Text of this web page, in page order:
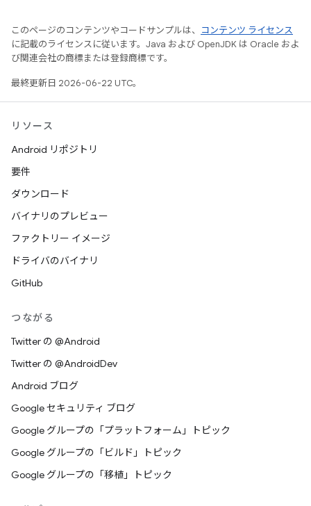
このページのコンテンツやコードサンプルは、
コンテンツ ライセンス
に記載のライセンスに従います。Java および OpenJDK は Oracle およ
び関連会社の商標または登録商標です。
最終更新日 2026-06-22 UTC。
リソース
Android リポジトリ
要件
ダウンロード
バイナリのプレビュー
ファクトリー イメージ
ドライバのバイナリ
GitHub
つながる
Twitter の @Android
Twitter の @AndroidDev
Android ブログ
Google セキュリティ ブログ
Google グループの「プラットフォーム」トピック
Google グループの「ビルド」トピック
Google グループの「移植」トピック